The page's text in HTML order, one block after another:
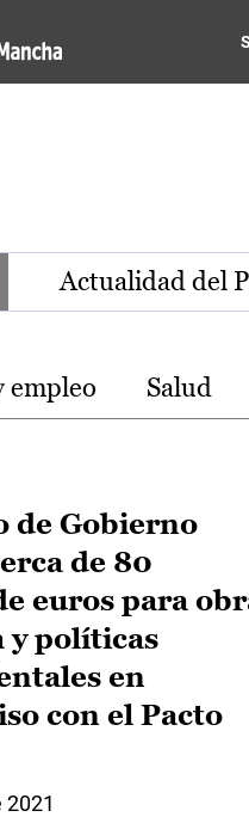
de
Actualidad del
empleo Salud
de Gobierno
de 80
euros para
y políticas
en
con el Pacto
2021